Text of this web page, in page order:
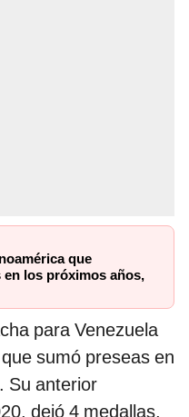
que
los próximos años,
para Venezuela
sumó preseas en
Su anterior
dejó 4 medallas,